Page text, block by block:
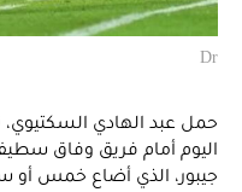
Dr
حمل عبد الهادي
اليوم أمام فريق وفاق سطيف
جيبور، الذي أضاع خمس